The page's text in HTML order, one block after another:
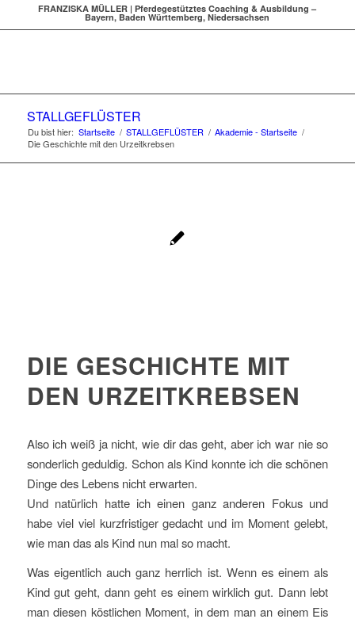
FRANZISKA MÜLLER | Pferdegestütztes Coaching & Ausbildung –
Bayern, Baden Württemberg, Niedersachsen
STALLGEFLÜSTER
Du bist hier: Startseite / STALLGEFLÜSTER / Akademie - Startseite /
Die Geschichte mit den Urzeitkrebsen
DIE GESCHICHTE MIT
DEN URZEITKREBSEN
Also ich weiß ja nicht, wie dir das geht, aber ich war nie so
sonderlich geduldig. Schon als Kind konnte ich die schönen
Dinge des Lebens nicht erwarten.
Und natürlich hatte ich einen ganz anderen Fokus und
habe viel viel kurzfristiger gedacht und im Moment gelebt,
wie man das als Kind nun mal so macht.
Was eigentlich auch ganz herrlich ist. Wenn es einem als
Kind gut geht, dann geht es einem wirklich gut. Dann lebt
man diesen köstlichen Moment, in dem man an einem Eis